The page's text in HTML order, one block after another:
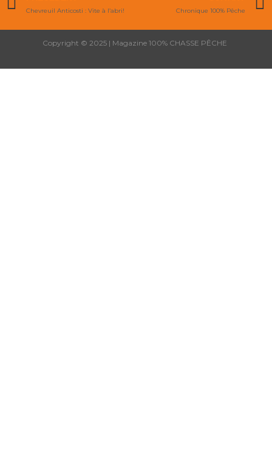
Chevreuil Anticosti : Vite à l’abri! Chronique 100% Pêche
Copyright © 2025 | Magazine 100% CHASSE PÊCHE